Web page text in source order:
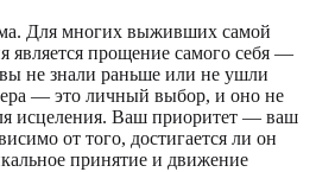
Для многих выживших самой
прощение самого себя —
не знали раньше или не ушли
— это личный выбор, и оно не
исцеления. Ваш приоритет — ваш
от того, достигается ли он
принятие и движение